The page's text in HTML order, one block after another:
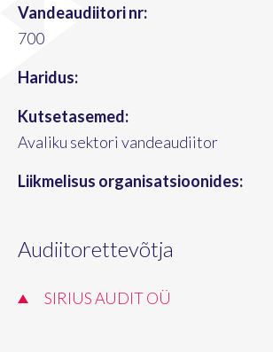
Vandeaudiitori nr:
700
Haridus:
Kutsetasemed:
Avaliku sektori vandeaudiitor
Liikmelisus organisatsioonides:
Audiitorettevõtja
SIRIUS AUDIT OÜ